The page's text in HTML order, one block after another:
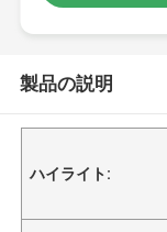
製品の説明
ハイライト: